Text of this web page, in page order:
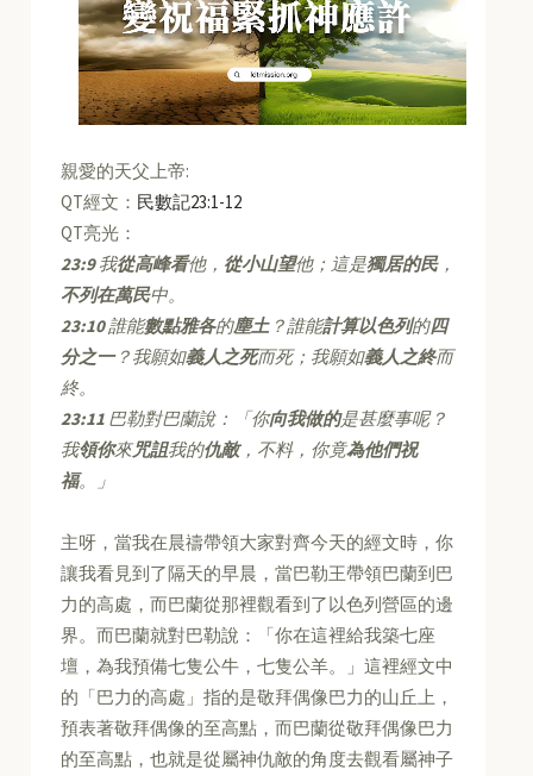
親愛的天父上帝:
QT經文： 民數記23:1-12
QT亮光：
23:9我從高峰看他， 從小山望他；這是獨居的民，
不列在萬民中。
23:10誰能數點雅各的塵土？誰能計算以色列的四
分之一？我願如義人之死而死；我願如義人之終而
終。
23:11 巴勒對巴蘭說：「你向我做的是甚麼事呢？
我領你來咒詛我的仇敵，不料，你竟為他們祝
福。」
主呀，當我在晨禱帶領大家對齊今天的經文時，你
讓我看見到了隔天的早晨，當巴勒王帶領巴蘭到巴
力的高處，而巴蘭從那裡觀看到了以色列營區的邊
界。而巴蘭就對巴勒說：「你在這裡給我築七座
壇，為我預備七隻公牛，七隻公羊。」這裡經文中
的「巴力的高處」指的是敬拜偶像巴力的山丘上，
預表著敬拜偶像的至高點，而巴蘭從敬拜偶像巴力
的至高點，也就是從屬神仇敵的角度去觀看屬神子